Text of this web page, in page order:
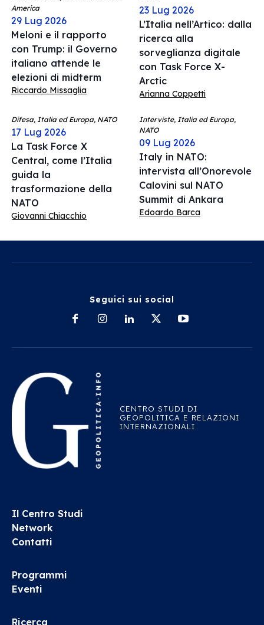
America
29 Lug 2026
Meloni e il rapporto
con Trump: il Governo
italiano attende le
elezioni di midterm
Riccardo Missaglia
23 Lug 2026
L’Italia nell’Artico: dalla
ricerca alla
sorveglianza digitale
con Task Force X-
Arctic
Arianna Coppetti
Difesa, Italia ed Europa, NATO
17 Lug 2026
La Task Force X
Central, come l’Italia
guida la
trasformazione della
NATO
Giovanni Chiacchio
Interviste, Italia ed Europa,
NATO
09 Lug 2026
Italy in NATO:
intervista all’Onorevole
Calovini sul NATO
Summit di Ankara
Edoardo Barca
Seguici sui social
CENTRO STUDI DI
GEOPOLITICA E RELAZIONI
INTERNAZIONALI
Il Centro Studi
Network
Contatti
Programmi
Eventi
Ricerca